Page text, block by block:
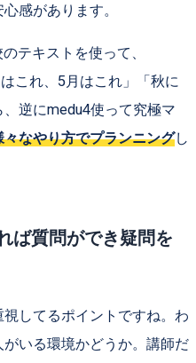
感があります。
テキストを使って、
これ、5月はこれ」「秋に
逆にmedu4使って究極マ
々なやり方でプランニングし
ば質問ができ疑問を
してるポイントですね。わ
いる環境かどうか。講師だ